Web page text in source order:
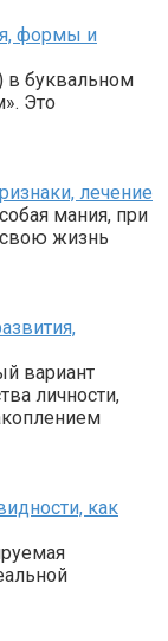
формы и
в буквальном
Это
лечение
мания, при
свою жизнь
вариант
личности,
как